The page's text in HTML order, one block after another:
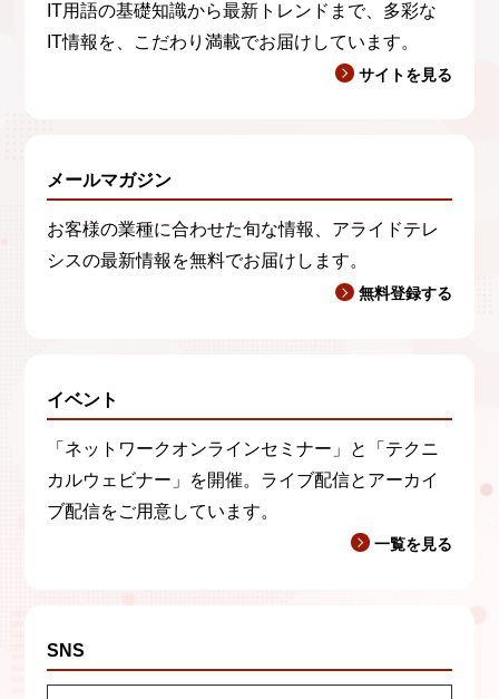
IT用語の基礎知識から最新トレンドまで、多彩な
IT情報を、こだわり満載でお届けしています。
サイトを見る
メールマガジン
お客様の業種に合わせた旬な情報、アライドテレ
シスの最新情報を無料でお届けします。
無料登録する
イベント
「ネットワークオンラインセミナー」と「テクニ
カルウェビナー」を開催。ライブ配信とアーカイ
ブ配信をご用意しています。
一覧を見る
SNS